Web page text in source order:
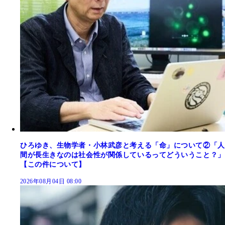
ひろゆき、生物学者・小林武彦と考える「命」について②「人
間が長生きなのは社会性が関係しているってどういうこと？」
【この件について】
2026年08月04日 08:00